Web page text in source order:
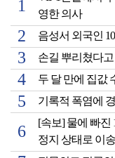
영한 의사
음성서 외국인
손길 뿌리쳤다
두 달 만에 집값
기록적 폭염에
[속보] 물에 빠진
정지 상태로 이송